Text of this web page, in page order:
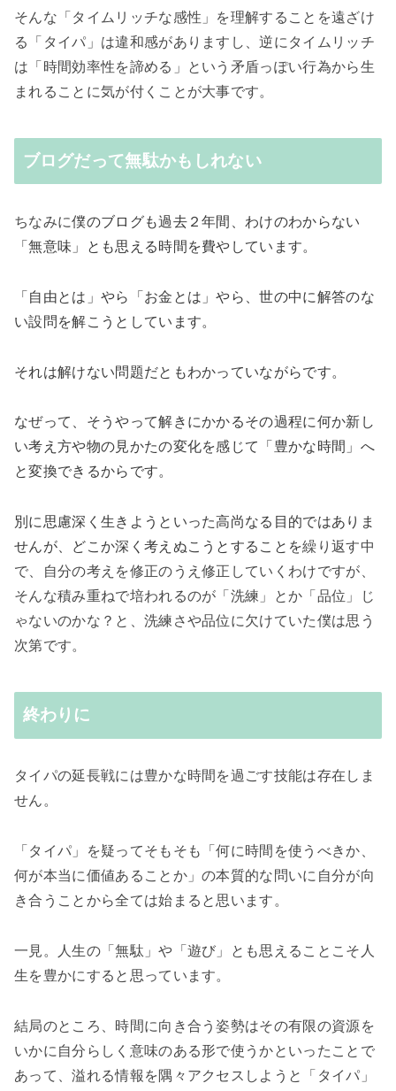
そんな「タイムリッチな感性」を理解することを遠ざけ
る「タイパ」は違和感がありますし、逆に タイムリッチ
は 「時間効率性を諦める」という矛盾っぽい行為から生
まれることに気が付くことが大事です。
ブログだって無駄かもしれない
ちなみに僕のブログも過去２年間、わけのわからない
「無意味」とも思える時間を費やしています。
「自由とは」やら「お金とは」やら、世の中に解答のな
い設問を解こうとしています。
それは解けない問題だともわかっていながらです。
なぜって、そうやって解きにかかるその過程に何か新し
い考え方や物の見かたの変化を感じて「豊かな時間」へ
と変換できるからです。
別に思慮深く生きようといった高尚なる目的ではありま
せんが、どこか深く考えぬこうとすることを繰り返す中
で、自分の考えを修正のうえ修正していくわけですが、
そんな積み重ねで培われるのが「洗練」とか「品位」じ
ゃないのかな？と、洗練さや品位に欠けていた僕は思う
次第です。
終わりに
タイパの延長戦には豊かな時間を過ごす技能は存在しま
せん。
「タイパ」を疑ってそもそも「何に時間を使うべきか、
何が本当に価値あることか」の本質的な問いに自分が向
き合うことから全ては始まると思います。
一見。人生の「無駄」や「遊び」とも思えることこそ人
生を豊かにすると思っています。
結局のところ、時間に向き合う姿勢はその有限の資源を
いかに自分らしく意味のある形で使うかといったことで
あって、溢れる情報を隅々アクセスしようと
「タイパ」